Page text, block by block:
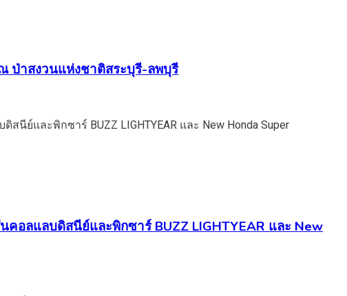
ป่าสงวนแห่งชาติสระบุรี-ลพบุรี
อลแลบดิสนีย์และพิกซาร์ BUZZ LIGHTYEAR และ New